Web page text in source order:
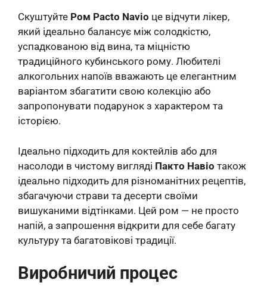
Скуштуйте Ром Pacto Navio це відчути лікер,
який ідеально балансує між солодкістю,
успадкованою від вина, та міцністю
традиційного кубинського рому. Любителі
алкогольних напоїв вважають це елегантним
варіантом збагатити свою колекцію або
запропонувати подарунок з характером та
історією.
Ідеально підходить для коктейлів або для
насолоди в чистому вигляді Пакто Навіо також
ідеально підходить для різноманітних рецептів,
збагачуючи страви та десерти своїми
вишуканими відтінками. Цей ром — не просто
напій, а запрошення відкрити для себе багату
культуру та багатовікові традиції.
Виробничий процес